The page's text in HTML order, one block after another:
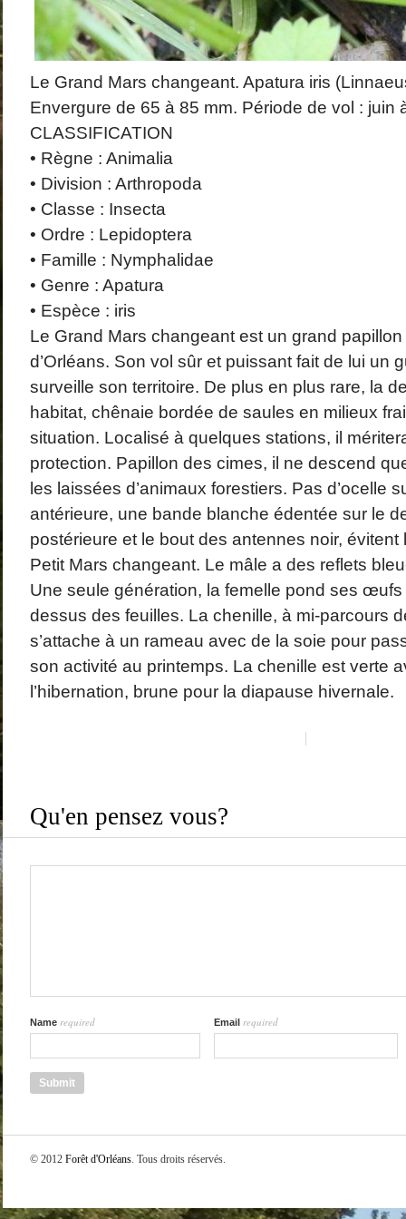
Le Grand Mars changeant. Apatura iris
Envergure de 65 à 85 mm. Période de vol : juin
CLASSIFICATION
• Règne : Animalia
• Division : Arthropoda
• Classe : Insecta
• Ordre : Lepidoptera
• Famille : Nymphalidae
• Genre : Apatura
• Espèce : iris
Le Grand Mars changeant est un grand
d’Orléans. Son vol sûr et puissant fait de lui un
surveille son territoire. De plus en plus rare, la
habitat, chênaie bordée de saules en milieux
situation. Localisé à quelques stations, il
protection. Papillon des cimes, il ne descend
les laissées d’animaux forestiers. Pas d’ocelle
antérieure, une bande blanche édentée sur le
postérieure et le bout des antennes noir,
Petit Mars changeant. Le mâle a des reflets
Une seule génération, la femelle pond ses
dessus des feuilles. La chenille, à mi-parcours
s’attache à un rameau avec de la soie pour
son activité au printemps. La chenille est verte
l’hibernation, brune pour la diapause hivernale.
Qu'en pensez vous?
Name required Email required
© 2012 Forêt d'Orléans. Tous droits réservés.